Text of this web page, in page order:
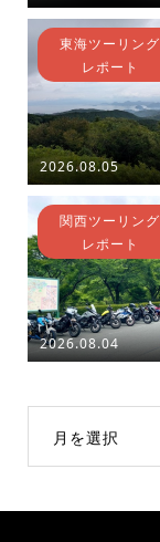
2026.08.05
東海ツーリング
レポート
2026.08.04
関西ツーリング
レポート
月を選択